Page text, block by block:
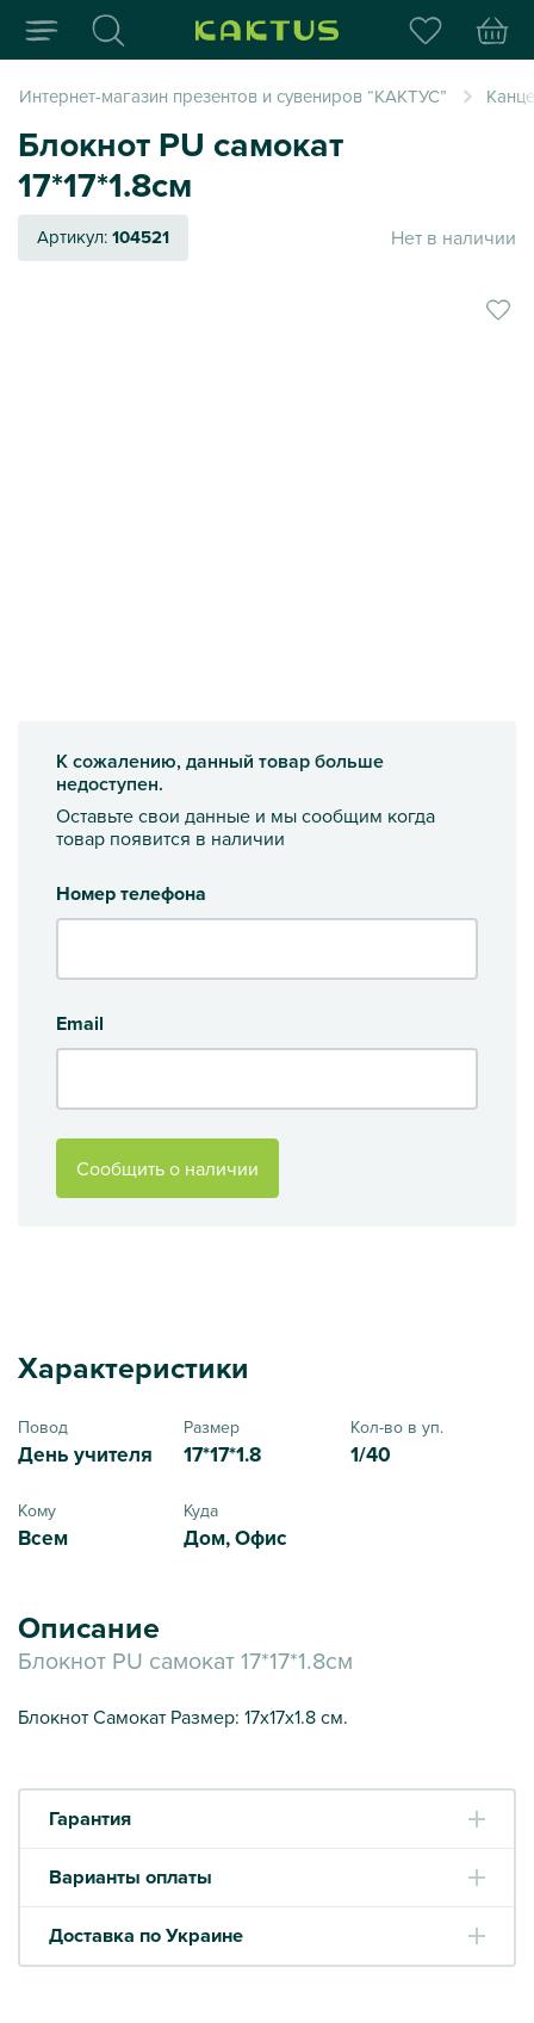
Интернет-магазин
Интернет-магазин презентов и сувениров “КАКТУС”
Блокнот PU самокат
17*17*1.8см
Артикул:104521 Нет в наличии
К сожалению, данный товар больше
недоступен.
Оставьте свои данные и мы сообщим когда
товар появится в наличии
Номер телефона
Email
Сообщить о наличии
Характеристики
Повод
День учителя
Размер
17*17*1.8
Кол-во в уп.
1/40
Кому
Всем
Куда
Дом, Офис
Описание
Блокнот PU самокат 17*17*1.8см
Блокнот Самокат Размер: 17х17х1.8 см.
Гарантия
Варианты оплаты
Доставка по Украине